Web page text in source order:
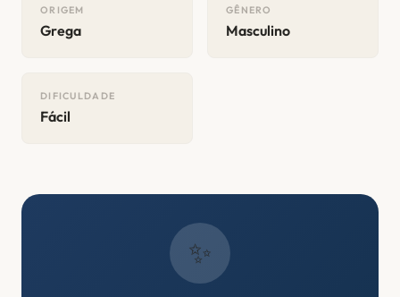
ORIGEM
Grega
GÊNERO
Masculino
DIFICULDADE
Fácil
✨